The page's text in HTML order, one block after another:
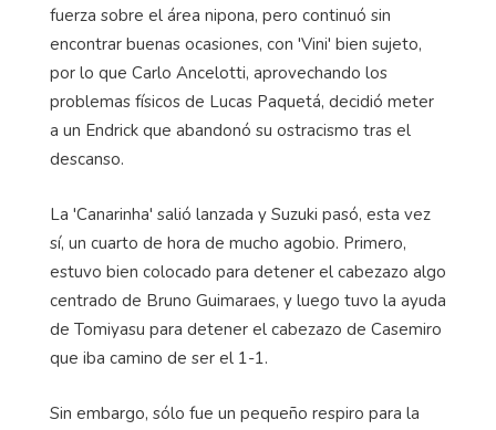
fuerza sobre el área nipona, pero continuó sin
encontrar buenas ocasiones, con 'Vini' bien sujeto,
por lo que Carlo Ancelotti, aprovechando los
problemas físicos de Lucas Paquetá, decidió meter
a un Endrick que abandonó su ostracismo tras el
descanso.
La 'Canarinha' salió lanzada y Suzuki pasó, esta vez
sí, un cuarto de hora de mucho agobio. Primero,
estuvo bien colocado para detener el cabezazo algo
centrado de Bruno Guimaraes, y luego tuvo la ayuda
de Tomiyasu para detener el cabezazo de Casemiro
que iba camino de ser el 1-1.
Sin embargo, sólo fue un pequeño respiro para la